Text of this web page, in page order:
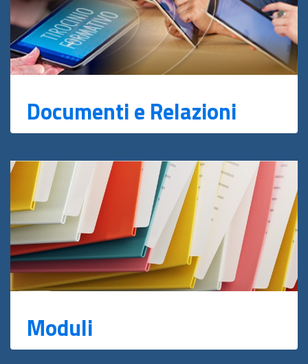
Documenti e Relazioni
Moduli